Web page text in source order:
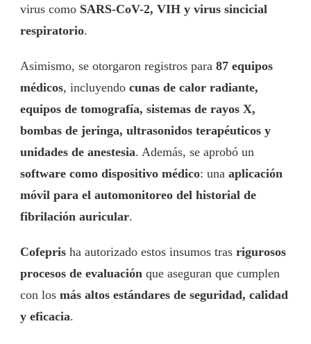
virus como SARS-CoV-2, VIH y virus sincicial
respiratorio.
Asimismo, se otorgaron registros para 87 equipos
médicos, incluyendo cunas de calor radiante,
equipos de tomografía, sistemas de rayos X,
bombas de jeringa, ultrasonidos terapéuticos y
unidades de anestesia. Además, se aprobó un
software como dispositivo médico: una aplicación
móvil para el automonitoreo del historial de
fibrilación auricular.
Cofepris ha autorizado estos insumos tras rigurosos
procesos de evaluación que aseguran que cumplen
con los más altos estándares de seguridad, calidad
y eficacia.